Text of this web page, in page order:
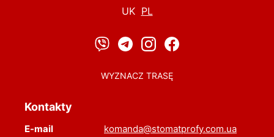
UK PL
WYZNACZ TRASĘ
Kontakty
E-mail komanda@stomatprofy.com.ua